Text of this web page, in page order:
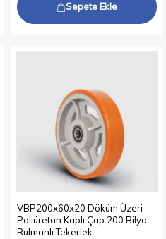
Sepete Ekle
VBP200x60x20 Döküm Üzeri
Poliüretan Kaplı Çap:200 Bilya
Rulmanlı Tekerlek